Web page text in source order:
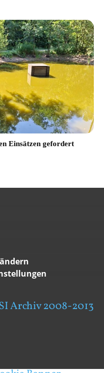
Einsätzen gefordert
Archiv 2008-2013